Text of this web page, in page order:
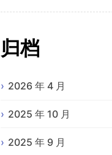
归档
2026 年 4 月
2025 年 10 月
2025 年 9 月